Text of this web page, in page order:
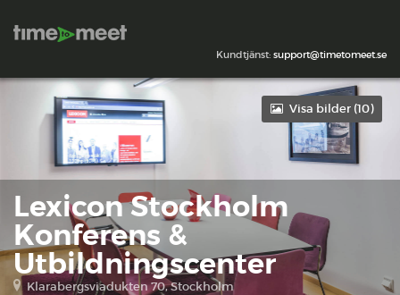
Kundtjänst: support@timetomeet.se
Visa bilder (10)
Lexicon Stockholm
Konferens &
Utbildningscenter
Klarabergsviadukten 70, Stockholm